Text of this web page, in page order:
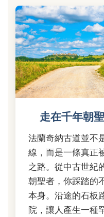
走在千年朝
法蘭奇納古道並不
線，而是一條真正
之路。從中古世紀
朝聖者，你踩踏的
本身。沿途的石板
院，讓人產生一種